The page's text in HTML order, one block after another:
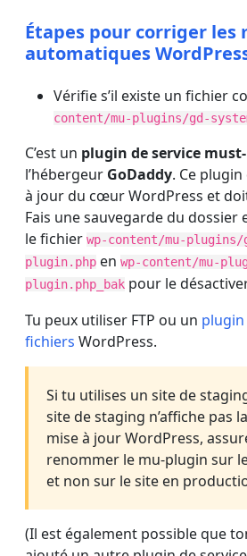
Étapes pour corriger les
automatiques
Vérifie s’il existe un fichier
content/mu-plugins/gd-
C’est un plugin de service
l’hébergeur GoDaddy. Ce
à jour du cœur WordPress et
Fais une sauvegarde du
le fichier wp-content/mu-plugins/
plugin.php en wp-content/mu-
plugin.php_bak pour le
Tu peux utiliser FTP ou un
fichiers WordPress.
Si tu utilises un site de
site de staging n’affiche pas
mise à jour WordPress,
renommer le mu-plugin sur
et non sur le site en
(Il est également possible que